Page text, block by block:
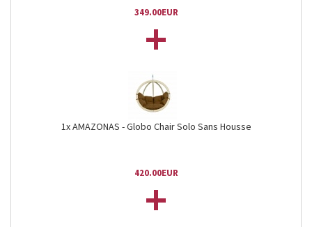
349.00EUR
+
1x AMAZONAS - Globo Chair Solo Sans Housse
420.00EUR
+